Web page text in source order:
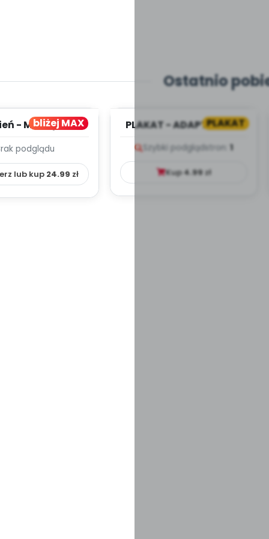
Ostatnio
bliżej MAX
- MIESIĘCZNY
–
podglądu
lub kup 24.99 zł
PLAKAT
PLAKAT - ADAPTACJA -
Szybki podgląd stron: 1
Kup4.99zł